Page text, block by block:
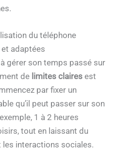
du téléphone
adaptées
gérer son temps passé sur
de limites claires est
par fixer un
qu’il peut passer sur son
1 à 2 heures
tout en laissant du
interactions sociales.